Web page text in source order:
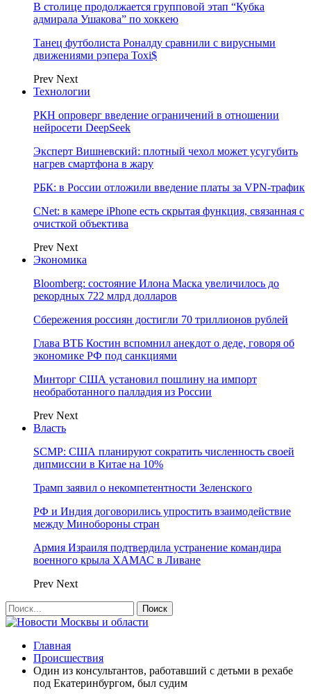
В столице продолжается групповой этап “Кубка
адмирала Ушакова” по хоккею
Танец футболиста Роналду сравнили с вирусными
движениями рэпера Toxi$
Prev Next
Технологии
РКН опроверг введение ограничений в отношении
нейросети DeepSeek
Эксперт Вишневский: плотный чехол может усугубить
нагрев смартфона в жару
РБК: в России отложили введение платы за VPN-трафик
CNet: в камере iPhone есть скрытая функция, связанная с
очисткой объектива
Prev Next
Экономика
Bloomberg: состояние Илона Маска увеличилось до
рекордных 722 млрд долларов
Сбережения россиян достигли 70 триллионов рублей
Глава ВТБ Костин вспомнил анекдот о деде, говоря об
экономике РФ под санкциями
Минторг США установил пошлину на импорт
необработанного палладия из России
Prev Next
Власть
SCMP: США планируют сократить численность своей
дипмиссии в Китае на 10%
Трамп заявил о некомпетентности Зеленского
РФ и Индия договорились упростить взаимодействие
между Минобороны стран
Армия Израиля подтвердила устранение командира
военного крыла ХАМАС в Ливане
Prev Next
Главная
Происшествия
Один из консультантов, работавший с детьми в рехабе
под Екатеринбургом, был судим